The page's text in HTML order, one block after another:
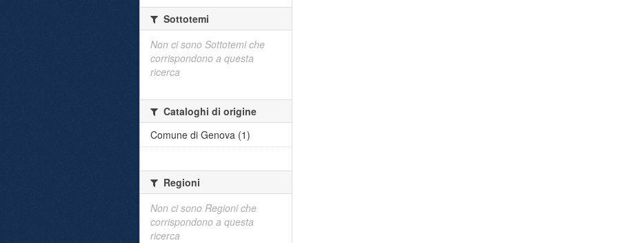
Sottotemi
Non ci sono Sottotemi che
corrispondono a questa
ricerca
Cataloghi di origine
Comune di Genova (1)
Regioni
Non ci sono Regioni che
corrispondono a questa
ricerca